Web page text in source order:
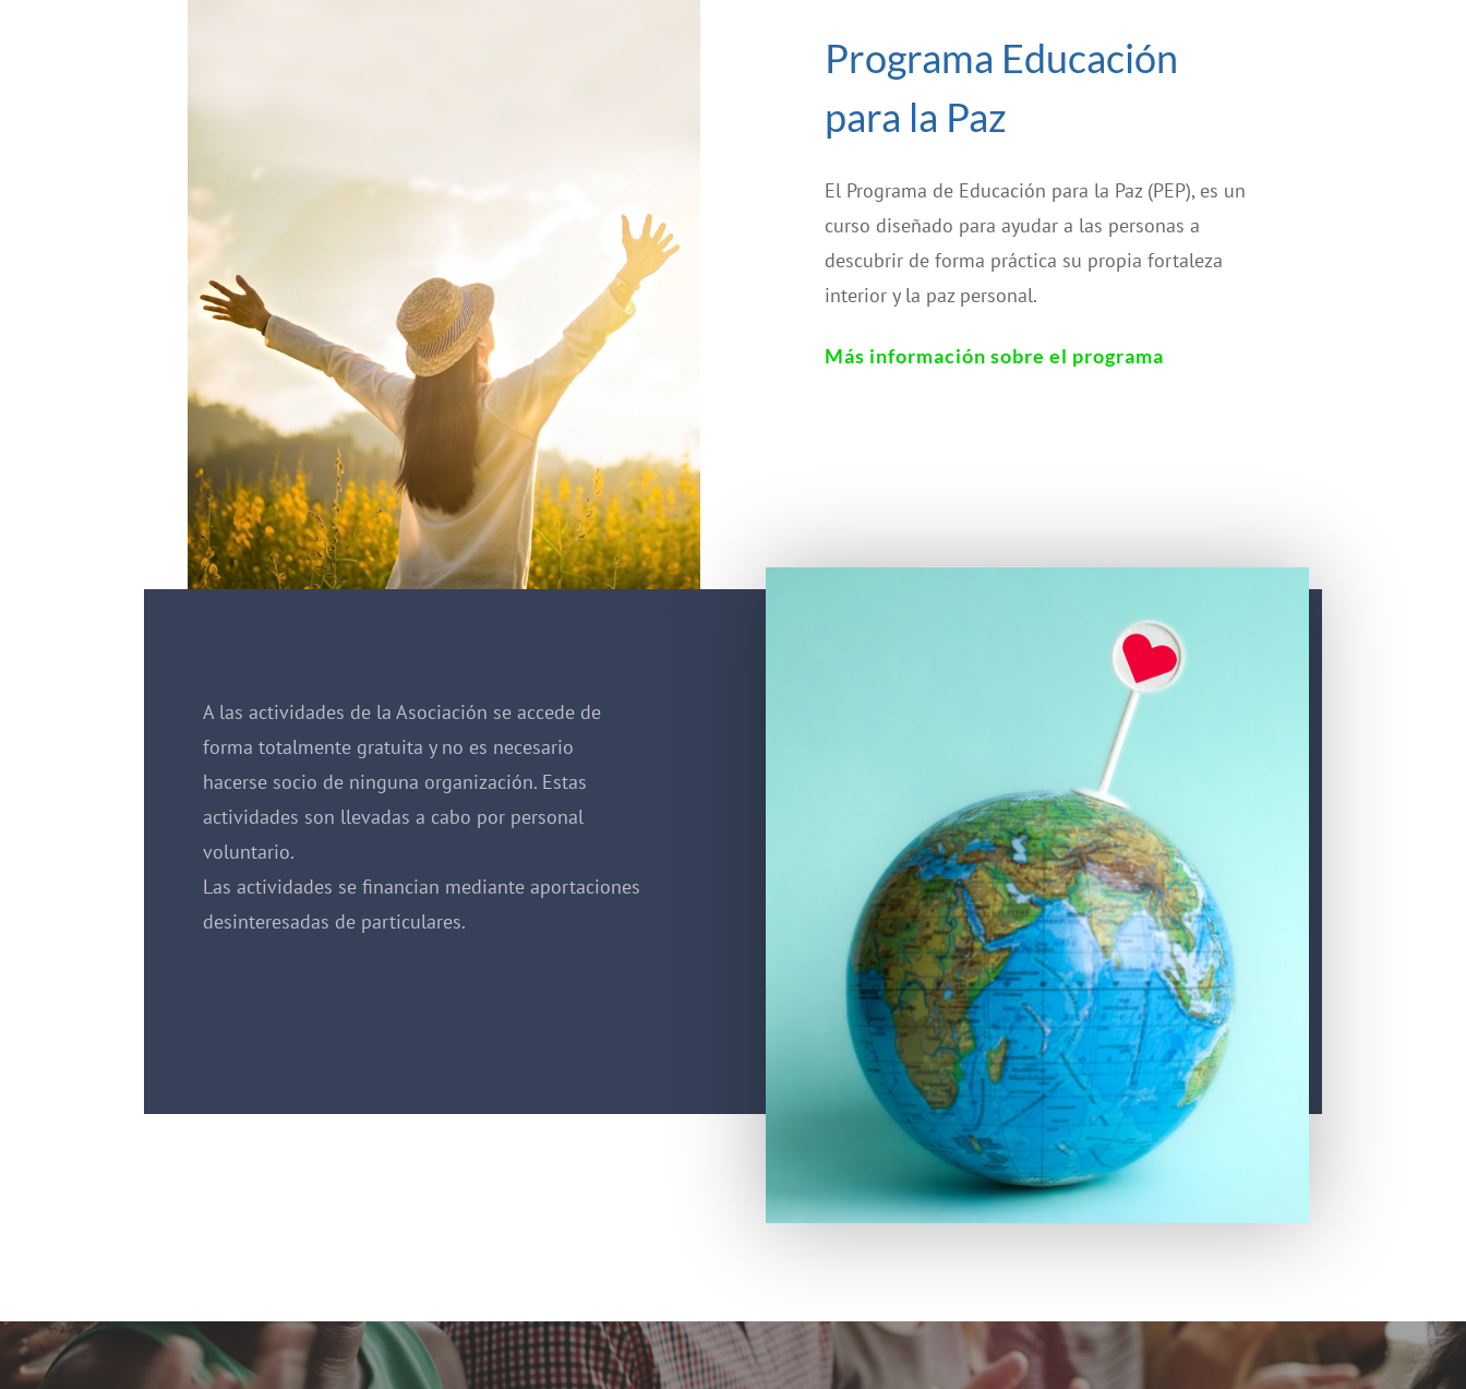
Programa Educación
para la Paz
El Programa de Educación para la Paz (PEP), es un
curso diseñado para ayudar a las personas a
descubrir de forma práctica su propia fortaleza
interior y la paz personal.
Más información sobre el programa
A las actividades de la Asociación se accede de
forma totalmente gratuita y no es necesario
hacerse socio de ninguna organización. Estas
actividades son llevadas a cabo por personal
voluntario.
Las actividades se financian mediante aportaciones
desinteresadas de particulares.